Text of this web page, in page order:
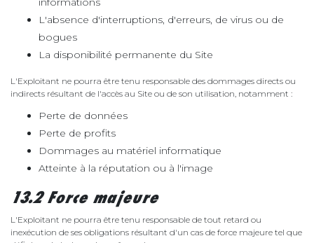
L'absence d'interruptions, d'erreurs, de virus ou de
bogues
La disponibilité permanente du Site
L'Exploitant ne pourra être tenu responsable des dommages directs ou
indirects résultant de l'accès au Site ou de son utilisation, notamment :
Perte de données
Perte de profits
Dommages au matériel informatique
Atteinte à la réputation ou à l'image
13.2 Force majeure
L'Exploitant ne pourra être tenu responsable de tout retard ou
inexécution de ses obligations résultant d'un cas de force majeure tel que